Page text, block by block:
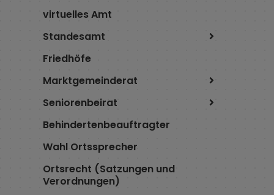
virtuelles Amt
Standesamt
Friedhöfe
Marktgemeinderat
Seniorenbeirat
Behindertenbeauftragter
Wahl Ortssprecher
Ortsrecht (Satzungen und
Verordnungen)